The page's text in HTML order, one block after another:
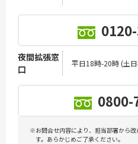
夜間拡張窓
口
平日18時-20時 (土
0800-
※お問合せ内容により、担当部署から
す。あらかじめご了承ください。